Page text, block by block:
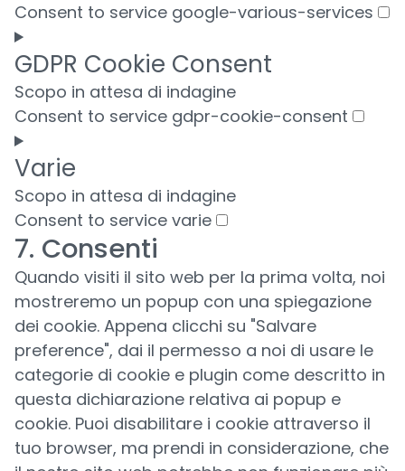
Consent to service google-various-services
GDPR Cookie Consent
Scopo in attesa di indagine
Consent to service gdpr-cookie-consent
Varie
Scopo in attesa di indagine
Consent to service varie
7. Consenti
Quando visiti il sito web per la prima volta, noi
mostreremo un popup con una spiegazione
dei cookie. Appena clicchi su "Salvare
preference", dai il permesso a noi di usare le
categorie di cookie e plugin come descritto in
questa dichiarazione relativa ai popup e
cookie. Puoi disabilitare i cookie attraverso il
tuo browser, ma prendi in considerazione, che